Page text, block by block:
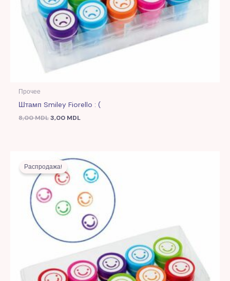
Прочее
Штамп Smiley Fiorello : (
8,00MDL3,00 MDL
Распродажа!цена
составляла
10,00 MDL.
цена:
5,00 MDL.